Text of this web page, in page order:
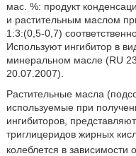
мас. %: продукт
и растительным маслом
1:3:(0,5-0,7)
Используют ингибитор в
минеральном масле (RU
20.07.2007).
Растительные масла
используемые при
ингибиторов,
триглицеридов жирных
колеблется в зависимости